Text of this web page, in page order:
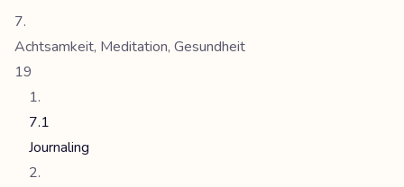
Achtsamkeit, Meditation, Gesundheit
19
7.1
Journaling